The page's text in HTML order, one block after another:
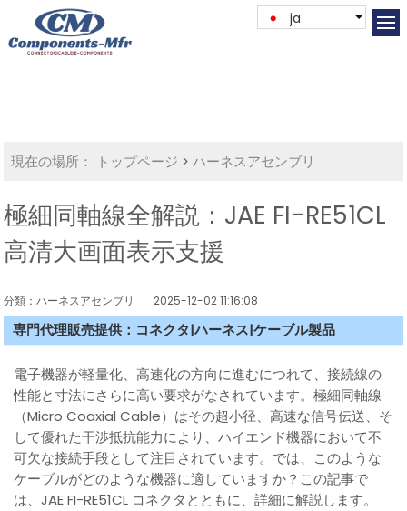
ja
現在の場所： トップページ >ハーネスアセンブリ
極細同軸線全解説：JAE FI-RE51CL
高清大画面表示支援
分類：ハーネスアセンブリ 2025-12-02 11:16:08
専門代理販売提供：コネクタ|ハーネス|ケーブル製品
電子機器が軽量化、高速化の方向に進むにつれて、接続線の
性能と寸法にさらに高い要求がなされています。極細同軸線
（Micro Coaxial Cable）はその超小径、高速な信号伝送、そ
して優れた干渉抵抗能力により、ハイエンド機器において不
可欠な接続手段として注目されています。では、このような
ケーブルがどのような機器に適していますか？この記事で
は、JAE FI-RE51CL コネクタとともに、詳細に解説します。